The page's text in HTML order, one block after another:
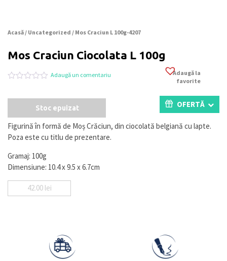
Acasă/ Uncategorized / Mos Craciun L 100g-4207
Mos Craciun Ciocolata L 100g
5
pe
baza
a
de
clienți
Adaugă un comentariu
Adaugă la
favorite
Stoc epuizat OFERTĂ
Figurină în formă de Moș Crăciun, din ciocolată belgiană cu lapte.
Poza este cu titlu de prezentare.
Gramaj: 100g
Dimensiune: 10.4 x 9.5 x 6.7cm
42.00 lei